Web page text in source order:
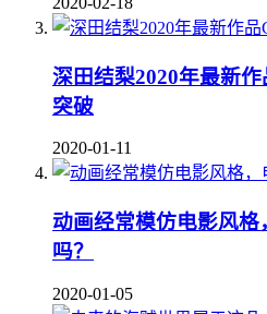
深田结梨2020年最新
突破
2020-01-11
动画经常模仿电影风
吗？
2020-01-05